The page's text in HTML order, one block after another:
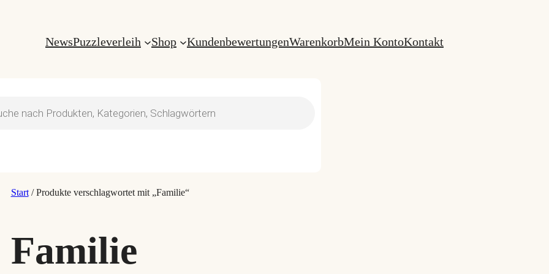
NewsPuzzleverleih Shop KundenbewertungenWarenkorbMein KontoKontakt
Start/ Produkte verschlagwortet mit „Familie“
Familie